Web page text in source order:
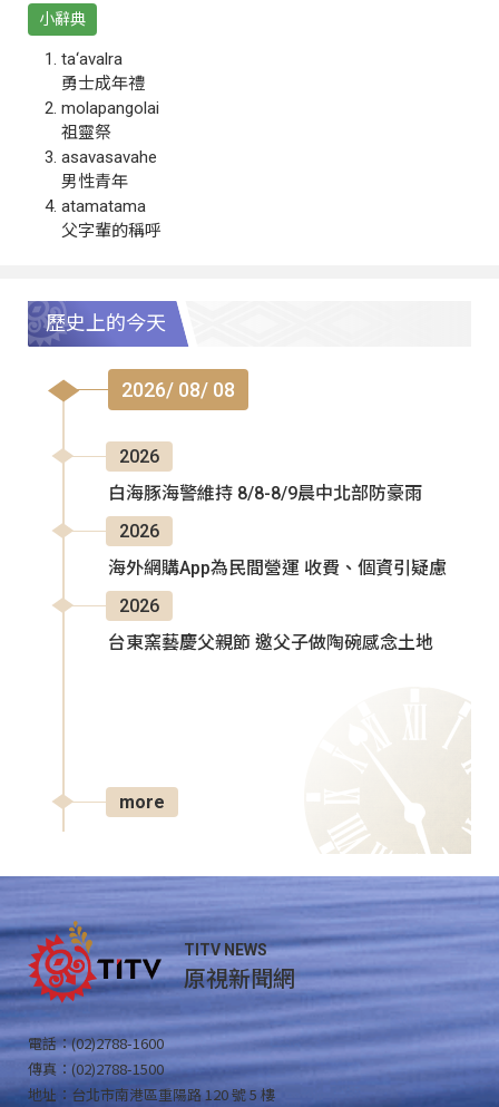
小辭典
ta‘avalra
勇士成年禮
molapangolai
祖靈祭
asavasavahe
男性青年
atamatama
父字輩的稱呼
歷史上的今天
2026/ 08/ 08
2026
白海豚海警維持 8/8-8/9晨中北部防豪雨
2026
海外網購App為民間營運 收費、個資引疑慮
2026
台東窯藝慶父親節 邀父子做陶碗感念土地
more
TITV NEWS
原視新聞網
電話：(02)2788-1600
傳真：(02)2788-1500
地址：台北市南港區重陽路 120 號 5 樓